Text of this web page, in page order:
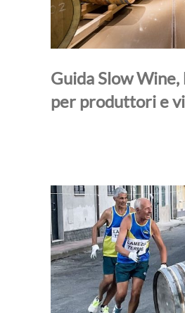
Guida Slow
per produttori e